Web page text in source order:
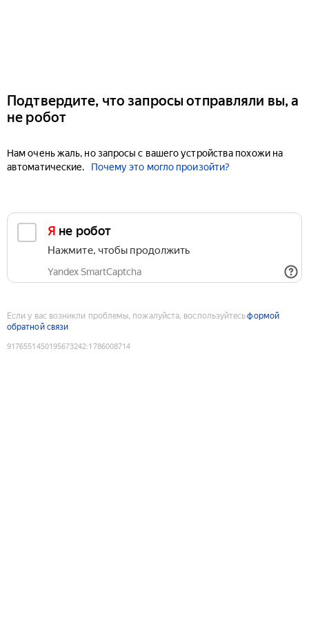
Подтвердите, что запросы отправляли вы, а
не робот
Нам очень жаль, но запросы с вашего устройства похожи на
автоматические.
Почему это могло произойти?
Я не робот
Нажмите, чтобы продолжить
Yandex SmartCaptcha
Если у вас возникли проблемы, пожалуйста, воспользуйтесьформой
обратной связи
9176551450195673242:1786008714